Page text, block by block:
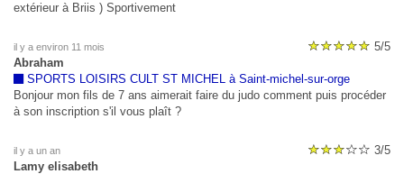
extérieur à Briis ) Sportivement
il y a environ 11 mois
5/5
Abraham
SPORTS LOISIRS CULT ST MICHEL à Saint-michel-sur-orge
Bonjour mon fils de 7 ans aimerait faire du judo comment puis procéder
à son inscription s'il vous plaît ?
il y a un an
3/5
Lamy elisabeth